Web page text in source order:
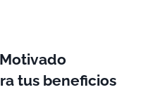
tus beneficios